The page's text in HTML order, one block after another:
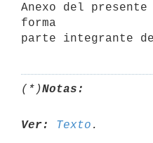
Anexo del presente
forma
(*)Notas:
Ver: Texto